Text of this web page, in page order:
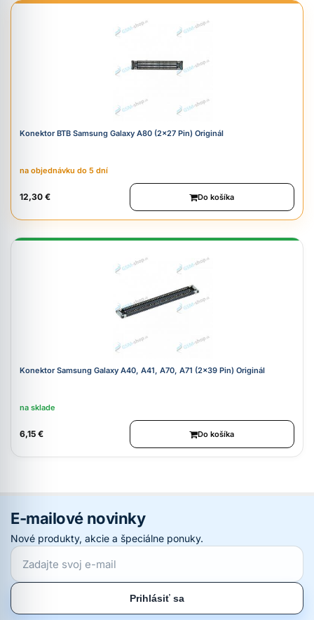
Konektor BTB Samsung Galaxy A80 (2x27 Pin) Originál
na objednávku do 5 dní
12,30 € Do košíka
Konektor Samsung Galaxy A40, A41, A70, A71 (2x39 Pin) Originál
na sklade
6,15 € Do košíka
E-mailové novinky
Nové produkty, akcie a špeciálne ponuky.
Prihlásiť sa